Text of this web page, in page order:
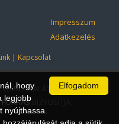
Impresszum
Adatkezelés
| Kapcsolat
ÉS ÜGYVITELI
FORRÁSBIZTOSÍTJA.
Elfogadom
hogy
legjobb
nyújthassa.